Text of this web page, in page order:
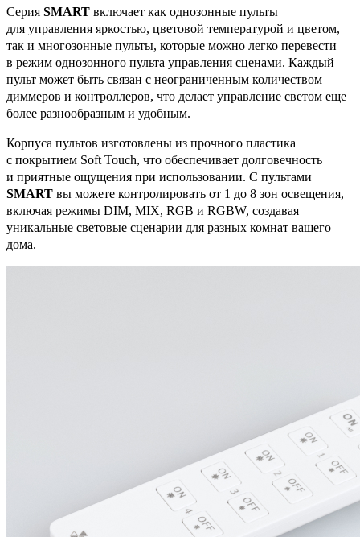
Серия SMART включает как однозонные пульты
для управления яркостью, цветовой температурой и цветом,
так и многозонные пульты, которые можно легко перевести
в режим однозонного пульта управления сценами. Каждый
пульт может быть связан с неограниченным количеством
диммеров и контроллеров, что делает управление светом еще
более разнообразным и удобным.
Корпуса пультов изготовлены из прочного пластика
с покрытием Soft Touch, что обеспечивает долговечность
и приятные ощущения при использовании. С пультами
SMART вы можете контролировать от 1 до 8 зон освещения,
включая режимы DIM, MIX, RGB и RGBW, создавая
уникальные световые сценарии для разных комнат вашего
дома.